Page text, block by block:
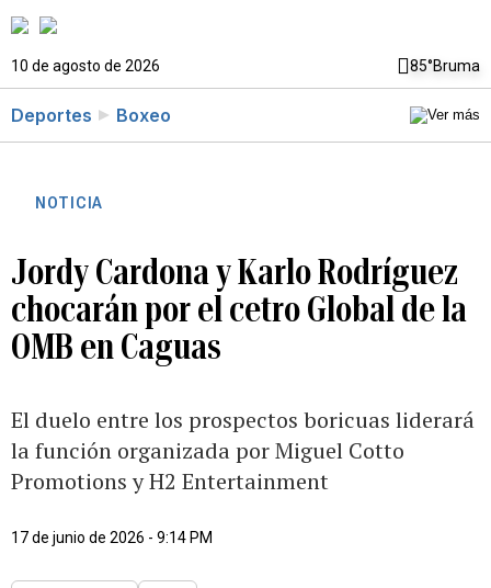
10 de agosto de 2026 85°Bruma
Deportes Boxeo
NOTICIA
Jordy Cardona y Karlo Rodríguez
chocarán por el cetro Global de la
OMB en Caguas
El duelo entre los prospectos boricuas liderará
la función organizada por Miguel Cotto
Promotions y H2 Entertainment
17 de junio de 2026 - 9:14 PM